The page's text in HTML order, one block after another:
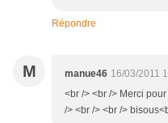
Répondre
M manue46 16/03/2011
<br /> <br /> Merci
/> <br /> <br />